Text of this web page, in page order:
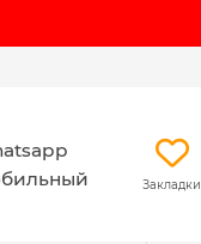
Закладки